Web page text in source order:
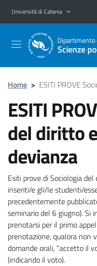
Vai al contenuto principale
Vai al menu di navigazione
Università di Catania
Dipartimento
Scienze
Home > ESITI PROVE
ESITI
del diritto
devianza
Esiti prove di Sociologia
inseriti/e gli/le studenti/
precedentemente
seminario del 6 giugno).
prenotarsi per il primo
prenotazione, qualora non
domande orali, "accetto il
(indicando il voto).